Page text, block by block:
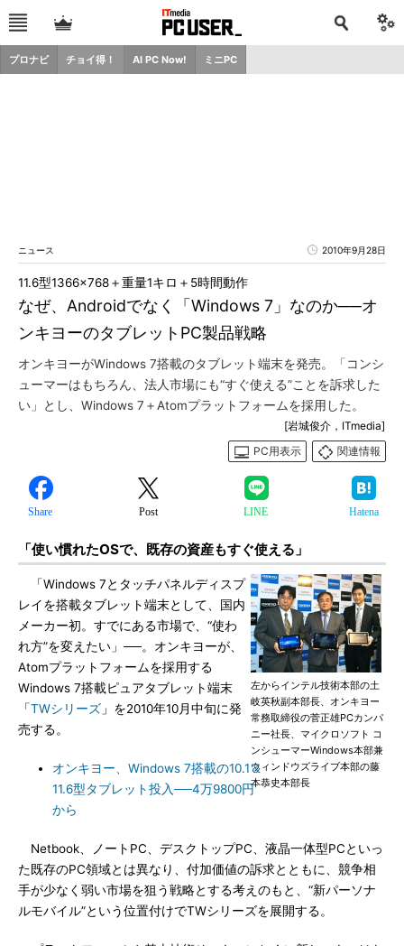
プロナビ チョイ得！ AI PC Now! ミニPC
ニュース 2010年9月28日
なぜ、Androidでなく「Windows 7」なのか──オ
ンキヨーのタブレットPC製品戦略
11.6型1366×768＋重量1キロ＋5時間動作
オンキヨーがWindows 7搭載のタブレット端末を発売。「コンシ
ューマーはもちろん、法人市場にも“すぐ使える”ことを訴求した
い」とし、Windows 7＋Atomプラットフォームを採用した。
[岩城俊介，ITmedia]
PC用表示
関連情報
Share Post LINE Hatena
「使い慣れたOSで、既存の資産もすぐ使える」
左からインテル技術本部の土
岐英秋副本部長、オンキヨー
常務取締役の菅正雄PCカンパ
ニー社長、マイクロソフト コ
ンシューマーWindows本部兼
ウィンドウズライブ本部の藤
本恭史本部長
「Windows 7とタッチパネルディスプ
レイを搭載タブレット端末として、国内
メーカー初。すでにある市場で、“使わ
れ方”を変えたい」──。オンキヨーが、
Atomプラットフォームを採用する
Windows 7搭載ピュアタブレット端末
「TWシリーズ 」を2010年10月中旬に発
売する。
オンキヨー、Windows 7搭載の10.1＆
11.6型タブレット投入──4万9800円
から
Netbook、ノートPC、デスクトップPC、液晶一体型PCといっ
た既存のPC領域とは異なり、付加価値の訴求とともに、競争相
手が少なく弱い市場を狙う戦略とする考えのもと、“新パーソナ
ルモバイル”という位置付けでTWシリーズを展開する。